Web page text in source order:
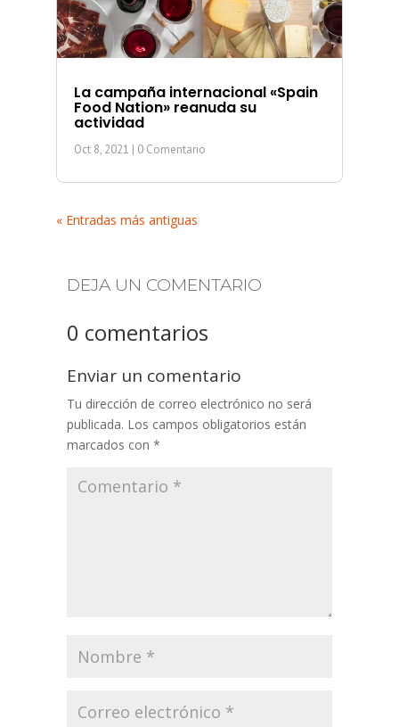
La campaña internacional «Spain
Food Nation» reanuda su
actividad
Oct 8, 2021 | 0 Comentario
« Entradas más antiguas
DEJA UN COMENTARIO
0 comentarios
Enviar un comentario
Tu dirección de correo electrónico no será
publicada. Los campos obligatorios están
marcados con *